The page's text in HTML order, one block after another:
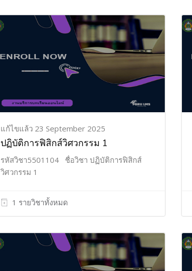
แก้ไขแล้ว 23 September 2025
ปฏิบัติการฟิสิกส์วิศวกรรม 1
รหัสวิชา5501104 ชื่อวิชา ปฏิบัติการฟิสิกส์
วิศวกรรม 1
1 รายวิชาทั้งหมด